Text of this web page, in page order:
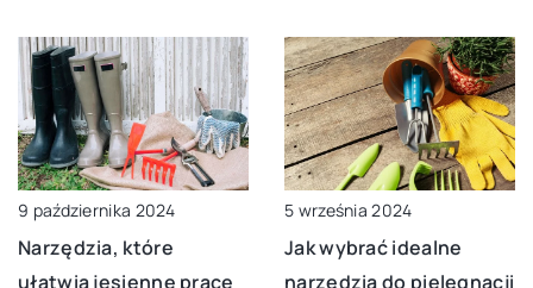
9 października 2024
Narzędzia, które
ułatwią jesienne prace
5 września 2024
Jak wybrać idealne
narzędzia do pielęgnacji